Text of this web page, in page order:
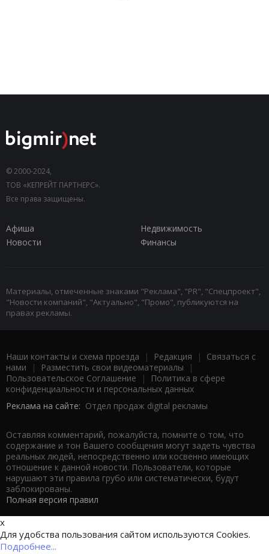
© 2000-2024,
ТОВ «КЕПРЕЙТ ПАРТНЕРС».
Все права защищены.
Афиша
Недвижимость
Новости
Финансы
Материалы, отмеченные знаками "Реклама", "PR", "Спецпроект",
"Новости компаний", "Актуально", "Промо", публикуются на
правах рекламы.
Наши контакты и схема проезда | Редакция | Связаться с
нами | Разместить свои видеоматериалы |
Пользовательское Соглашение |
Политика в сфере
конфиденциальности и персональных данных
Реклама на сайте: Отдел продаж digital рекламы
Оставляя комментарий, пожалуйста, помните о том, что
содержание и тон Вашего сообщения могут задеть чувства
реальных людей, непосредственно или косвенно имеющих
отношение к данной новости. Пользователи, которые
нарушают эти правила грубо или систематически, будут
заблокированы.
Полная версия правил
x
Для удобства пользования сайтом используются Cookies.
Подробнее...